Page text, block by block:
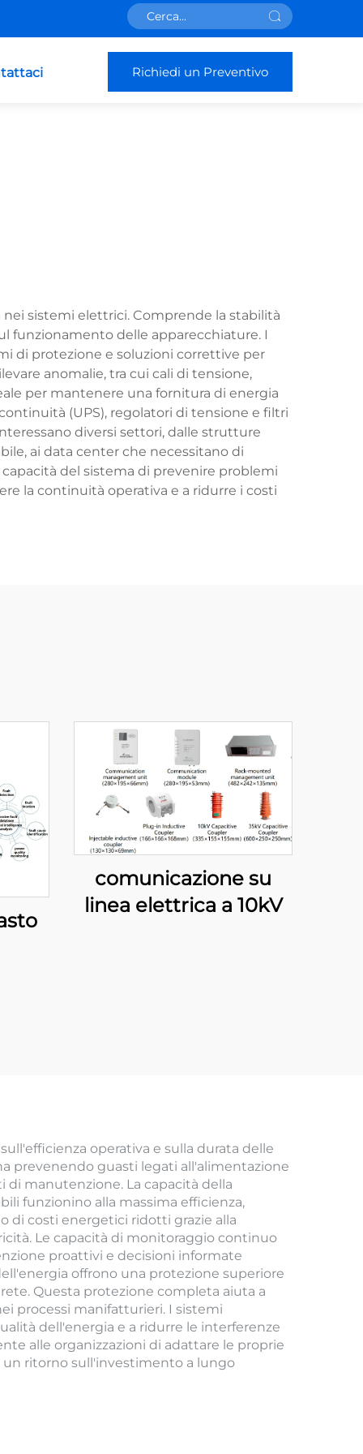
Richiedi un Preventivo
sistemi elettrici. Comprende la stabilità
funzionamento delle apparecchiature. I
di protezione e soluzioni correttive per
anomalie, tra cui cali di tensione,
per mantenere una fornitura di energia
(UPS), regolatori di tensione e filtri
diversi settori, dalle strutture
ai data center che necessitano di
del sistema di prevenire problemi
la continuità operativa e a ridurre i costi
comunicazione su
linea elettrica a 10kV
operativa e sulla durata delle
prevenendo guasti legati all'alimentazione
manutenzione. La capacità della
funzionino alla massima efficienza,
di costi energetici ridotti grazie alla
Le capacità di monitoraggio continuo
proattivi e decisioni informate
offrono una protezione superiore
Questa protezione completa aiuta a
processi manifatturieri. I sistemi
dell'energia e a ridurre le interferenze
alle organizzazioni di adattare le proprie
un ritorno sull'investimento a lungo